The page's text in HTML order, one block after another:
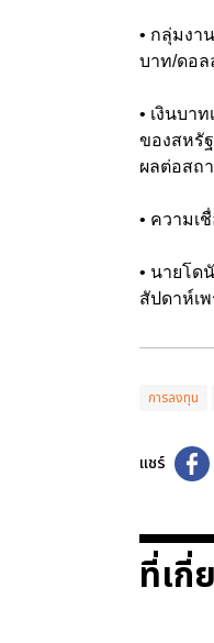
• กลุ่มงา
บาท/ดอล
• เงินบา
ของสหรั
ผลต่อสถ
• ความเ
• นายโด
สัปดาห์เ
การลงทุน
แชร์
ที่เกี่